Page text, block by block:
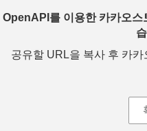
OpenAPI를 이용한 카카오스
공유할 URL을 복사 후 카